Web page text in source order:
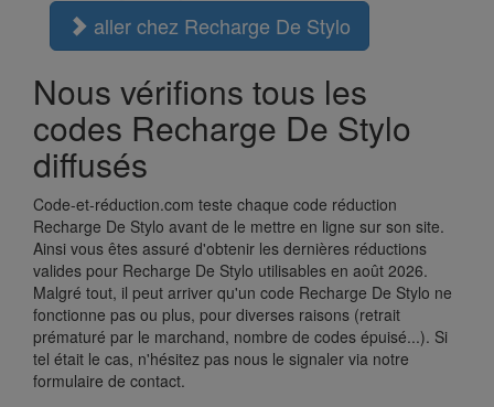
aller chez Recharge De Stylo
Nous vérifions tous les
codes Recharge De Stylo
diffusés
Code-et-réduction.com teste chaque code réduction
Recharge De Stylo avant de le mettre en ligne sur son site.
Ainsi vous êtes assuré d'obtenir les dernières réductions
valides pour Recharge De Stylo utilisables en août 2026.
Malgré tout, il peut arriver qu'un code Recharge De Stylo ne
fonctionne pas ou plus, pour diverses raisons (retrait
prématuré par le marchand, nombre de codes épuisé...). Si
tel était le cas, n'hésitez pas nous le signaler via notre
formulaire de contact.